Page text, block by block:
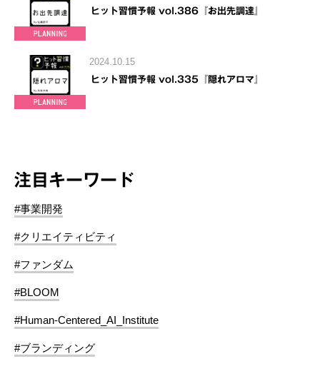
ヒット習慣予報 vol.386『お出先調達』
2024.10.15
ヒット習慣予報 vol.335『隠れアロマ』
注目キーワード
#事業開発
#クリエイティビティ
#ファンダム
#BLOOM
#Human-Centered_AI_Institute
#ブランディング